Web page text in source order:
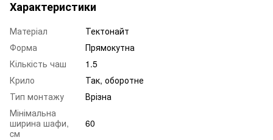
Характеристики
Матеріал
Тектонайт
Форма
Прямокутна
Кількість чаш
1.5
Крило
Так, оборотне
Тип монтажу
Врізна
Мінімальна
ширина шафи,
cм
60